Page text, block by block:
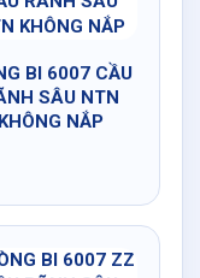
BI 6007 CẦU
SÂU NTN
KHÔNG NẮP